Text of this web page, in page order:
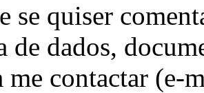
se quiser
de dados,
me contactar (e-